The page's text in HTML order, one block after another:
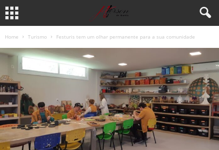
Home Turismo Festuris tem um olhar permanente para a sua comunidade